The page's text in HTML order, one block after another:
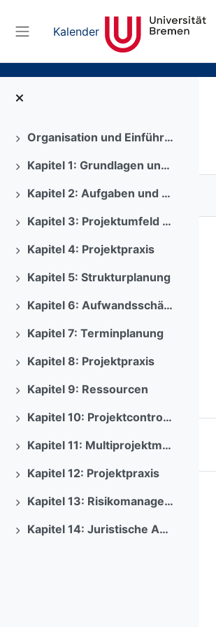
Website-Übersicht
Kalender
Ausklappen Organisation und Einführung
Ausklappen Kapitel 1: Grundlagen und Ziele
Ausklappen Kapitel 2: Aufgaben und Organisationen
Ausklappen Kapitel 3: Projektumfeld und Team
Ausklappen
Kapitel 4: Projektpraxis
Ausklappen
Kapitel 5: Strukturplanung
Ausklappen Kapitel 6: Aufwandsschätzung und Ablaufplanung
Ausklappen
Kapitel 7: Terminplanung
Ausklappen
Kapitel 8: Projektpraxis
Ausklappen
Kapitel 9: Ressourcen
Ausklappen Kapitel 10: Projektcontrolling
Ausklappen Kapitel 11: Multiprojektmanagement
Ausklappen
Kapitel 12: Projektpraxis
Ausklappen Kapitel 13: Risikomanagement und personalwirtschaftliche Umsetzung
Ausklappen Kapitel 14: Juristische Aspekte